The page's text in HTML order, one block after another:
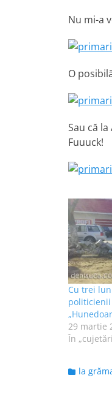
Nu mi-a
O
Sau că
Fuuuck!
Cu trei
29 martie
În
Categories
la